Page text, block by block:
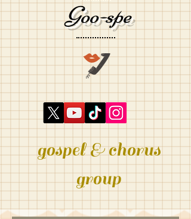
Goo-spe
gospel & chorus
group